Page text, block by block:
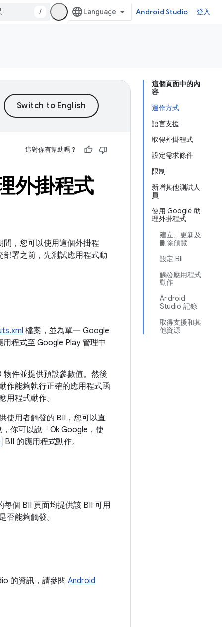
/ Android Studio 登入
這個頁面中的內
容
運作方式
語言支援
取得外掛程式
設定需求條件
限制
新增其他測試人
員
使用 Google 助
理外掛程式
建立、更新及
刪除預覽
設定 BII
觸發應用程式
動作
Android
Studio 記錄
取得支援和其
他資源
這對你有幫助嗎？
外掛程式
間，您可以使用這個外掛程
署之前，先測試應用程式動
檔案，並為單一 Google
程式至 Google Play 管理中
件並提供預設參數值。然後
作能夠執行正確的應用程式函
用程式動作。
使用者觸發的 BII，您可以直
你可以說「Ok Google，使
BII 的應用程式動作。
每個 BII 頁面均提供該 BII 可用
否能夠觸發。
的資訊，請參閱 Android